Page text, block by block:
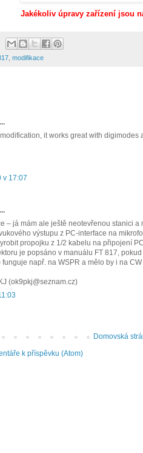
Jakékoliv úpravy zařízení jsou
, modifikace
it works great with digimodes
v 17:07
– já mám ale ještě neotevřenou stanici
výstupu z PC-interface na
propojku z 1/2 kabelu na připojení
je popsáno v manuálu FT 817,
funguje např. na WSPR a mělo by i na
(ok9pkj@seznam.cz)
Domovská
k příspěvku (Atom)